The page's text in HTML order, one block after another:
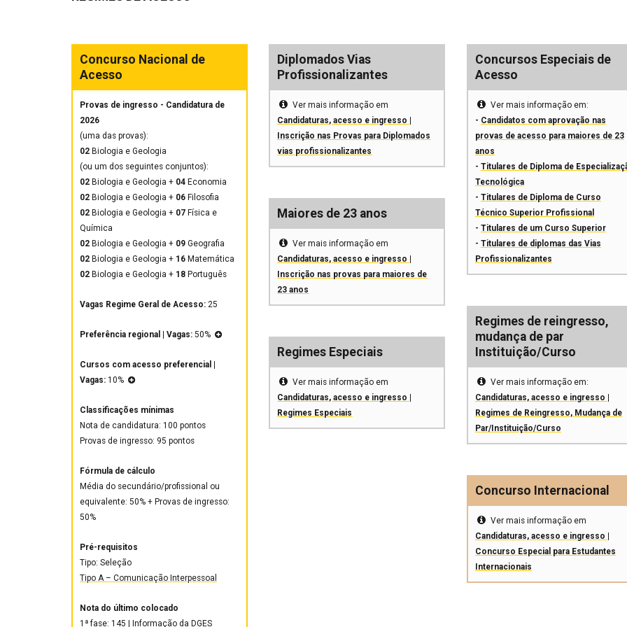
Concurso Nacional de
Acesso
Provas de ingresso - Candidatura de
2026
(uma das provas):
02 Biologia e Geologia
(ou um dos seguintes conjuntos):
02 Biologia e Geologia + 04 Economia
02 Biologia e Geologia + 06 Filosofia
02 Biologia e Geologia + 07 Física e
Química
02 Biologia e Geologia + 09 Geografia
02 Biologia e Geologia + 16 Matemática
02 Biologia e Geologia + 18 Português
Vagas Regime Geral de Acesso: 25
Preferência regional | Vagas: 50%
Cursos com acesso preferencial |
Vagas: 10%
Classificações mínimas
Nota de candidatura: 100 pontos
Provas de ingresso: 95 pontos
Fórmula de cálculo
Média do secundário/profissional ou
equivalente: 50% + Provas de ingresso:
50%
Pré-requisitos
Tipo: Seleção
Tipo A – Comunicação Interpessoal
Nota do último colocado
1ª fase: 145 | Informação da DGES
Diplomados Vias
Profissionalizantes
Ver mais informação em
Candidaturas, acesso e ingresso |
Inscrição nas Provas para Diplomados
vias profissionalizantes
Maiores de 23 anos
Ver mais informação em
Candidaturas, acesso e ingresso |
Inscrição nas provas para maiores de
23 anos
Regimes Especiais
Ver mais informação em
Candidaturas, acesso e ingresso |
Regimes Especiais
Concursos Especiais de
Acesso
Ver mais informação em:
- Candidatos com aprovação nas
provas de acesso para maiores de 23
anos
- Titulares de Diploma de
Tecnológica
- Titulares de Diploma de Curso
Técnico Superior Profissional
- Titulares de um Curso Superior
- Titulares de diplomas das Vias
Profissionalizantes
Regimes de reingresso,
mudança de par
Instituição/Curso
Ver mais informação em:
Candidaturas, acesso e ingresso |
Regimes de Reingresso, Mudança de
Par/Instituição/Curso
Concurso Internacional
Ver mais informação em
Candidaturas, acesso e ingresso |
Concurso Especial para Estudantes
Internacionais